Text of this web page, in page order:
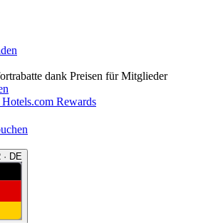
dank Preisen für Mitglieder
Rewards
· DE